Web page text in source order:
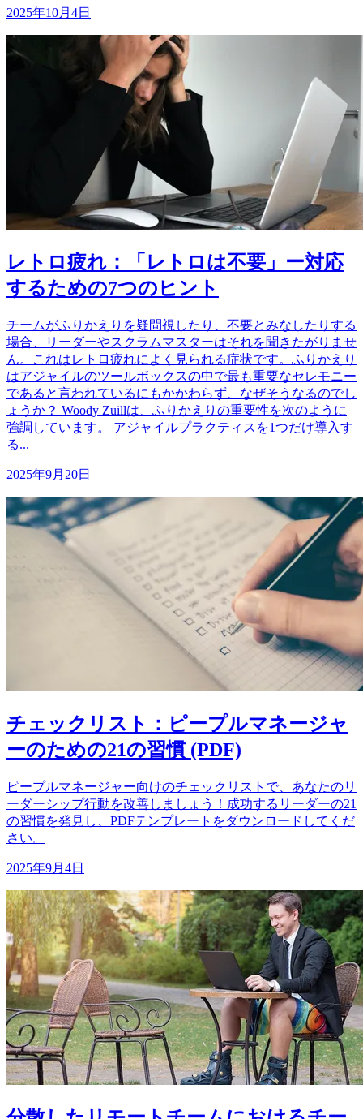
2025年10月4日
レトロ疲れ：「レトロは不要」ー対応
するための7つのヒント
チームがふりかえりを疑問視したり、不要とみなしたりする
場合、リーダーやスクラムマスターはそれを聞きたがりませ
ん。これはレトロ疲れによく見られる症状です。ふりかえり
はアジャイルのツールボックスの中で最も重要なセレモニー
であると言われているにもかかわらず、なぜそうなるのでし
ょうか？ Woody Zuillは、ふりかえりの重要性を次のように
強調しています。 アジャイルプラクティスを1つだけ導入す
る...
2025年9月20日
チェックリスト：ピープルマネージャ
ーのための21の習慣 (PDF)
ピープルマネージャー向けのチェックリストで、あなたのリ
ーダーシップ行動を改善しましょう！成功するリーダーの21
の習慣を発見し、PDFテンプレートをダウンロードしてくだ
さい。
2025年9月4日